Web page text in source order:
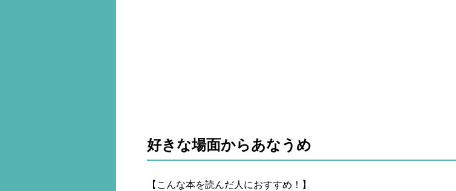
好きな場面からあなうめ
【こんな本を読んだ人におすすめ！】